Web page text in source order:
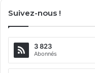
Suivez-nous !
3 823
Abonnés